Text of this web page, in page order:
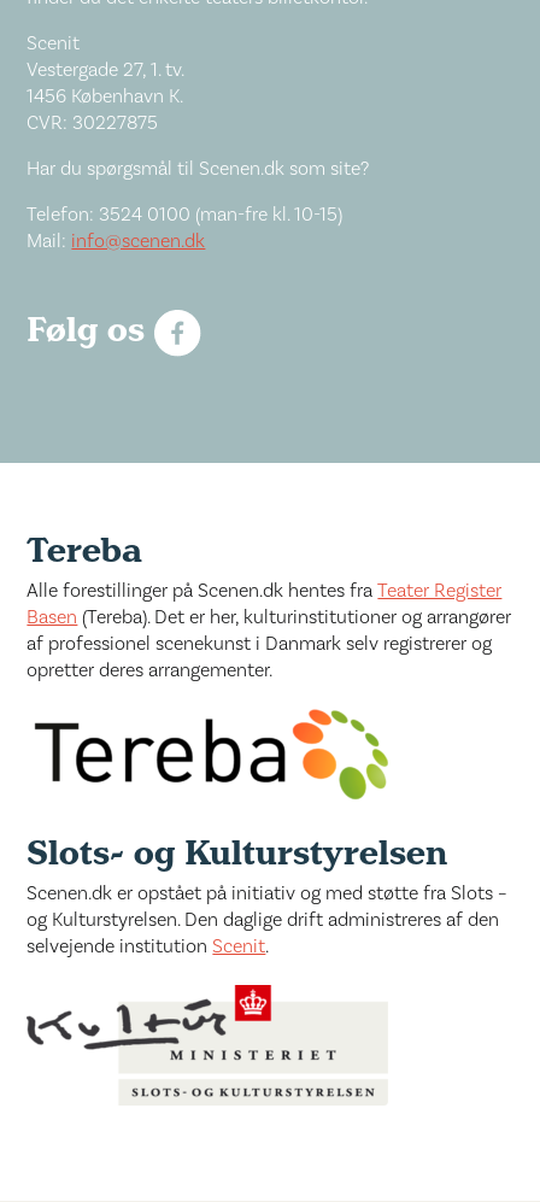
Scenit
Vestergade 27, 1. tv.
1456 København K.
CVR: 30227875
Har du spørgsmål til Scenen.dk som site?
Telefon: 3524 0100 (man-fre kl. 10-15)
Mail: info@scenen.dk
Følg os
Tereba
Alle forestillinger på Scenen.dk hentes fraTeater Register
Basen (Tereba). Det er her, kulturinstitutioner og arrangører
af professionel scenekunst i Danmark selv registrerer og
opretter deres arrangementer.
Slots- og Kulturstyrelsen
Scenen.dk er opstået på initiativ og med støtte fra Slots –
og Kulturstyrelsen. Den daglige drift administreres af den
selvejende institutionScenit.